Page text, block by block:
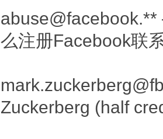
么注册Facebook联
Zuckerberg (half